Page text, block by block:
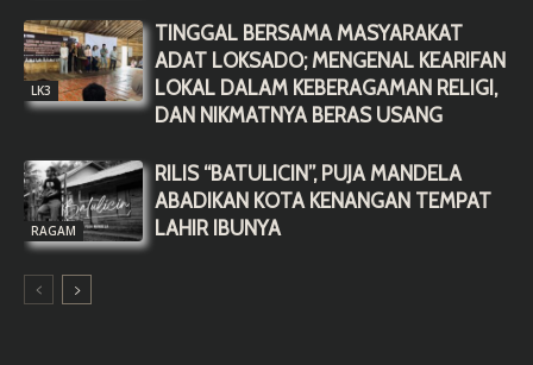
LK3
TINGGAL BERSAMA MASYARAKAT
ADAT LOKSADO; MENGENAL KEARIFAN
LOKAL DALAM KEBERAGAMAN RELIGI,
DAN NIKMATNYA BERAS USANG
RAGAM
RILIS “BATULICIN”, PUJA MANDELA
ABADIKAN KOTA KENANGAN TEMPAT
LAHIR IBUNYA